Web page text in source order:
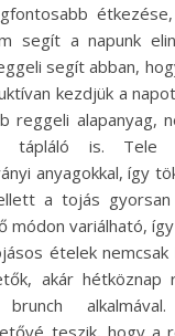
segít a napunk
segít abban,
kezdjük a
reggeli alapanyag,
tápláló is. Tele
anyagokkal, így
a tojás
módon variálható,
ételek nemcsak
akár hétköznap
teszik, hogy a